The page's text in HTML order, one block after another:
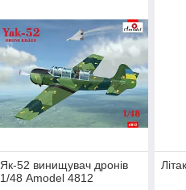
Як-52 винищувач дронів
1/48 Amodel 4812